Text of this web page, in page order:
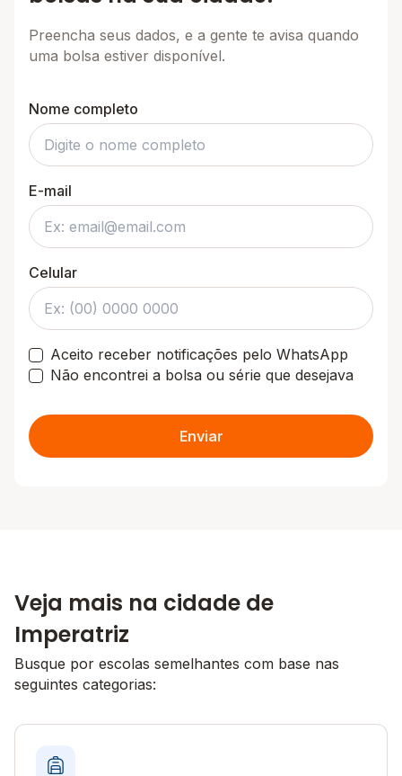
Preencha seus dados, e a gente te avisa quando
uma bolsa estiver disponível.
Nome completo
E-mail
Celular
Aceito receber notificações pelo WhatsApp
Não encontrei a bolsa ou série que desejava
Enviar
Veja mais na cidade de
Imperatriz
Busque por escolas semelhantes com base nas
seguintes categorias: